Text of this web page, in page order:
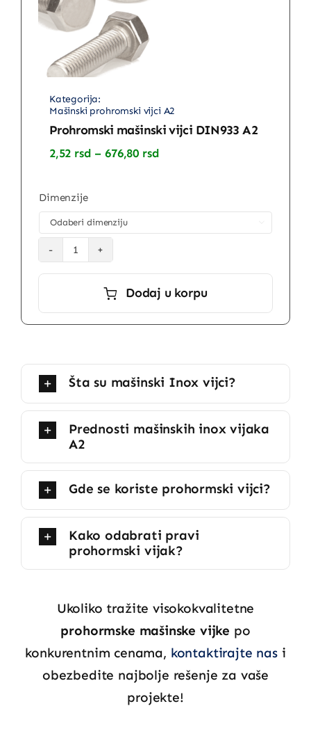
Mašinski prohromski vijci A2
Prohromski mašinski vijci DIN933 A2
2,52 rsd – 676,80 rsdRaspon
do
Dimenzije
Prohromski
mašinski
A2
Dodaj u korpu
Šta su mašinski Inox vijci?
Prednosti mašinskih inox vijaka
A2
Gde se koriste prohormski vijci?
Kako odabrati pravi
prohormski vijak?
Ukoliko tražite visokokvalitetne
prohormske mašinske vijke po
konkurentnim cenama, kontaktirajte nasi
obezbedite najbolje rešenje za vaše
projekte!